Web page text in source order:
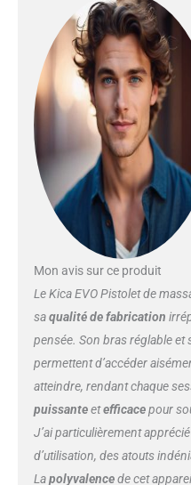
Mon avis sur ce produit
Le Kica EVO Pistolet de
saqualité de fabrication
pensée. Son bras réglable et
permettent d’accéder
atteindre, rendant chaque
puissanteetefficacepour
J’ai particulièrement
d’utilisation, des atouts
Lapolyvalencede cet